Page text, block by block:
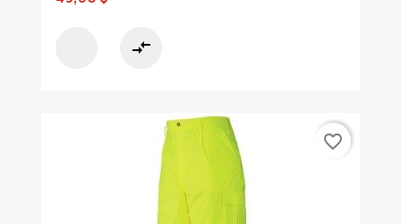
compare_arrows
favorite_border